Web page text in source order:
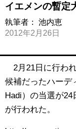
イエメンの暫定
執筆者： 池内恵
2012年2月26日
2月21日に行わ
候補だったハーデ
Hadi）の当選が
が行われた。